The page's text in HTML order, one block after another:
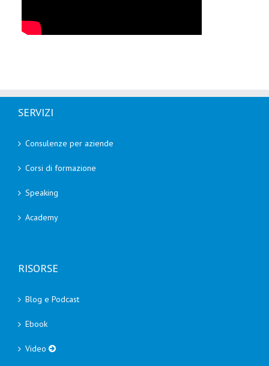
SERVIZI
Consulenze per aziende
Corsi di formazione
Speaking
Academy
RISORSE
Blog e Podcast
Ebook
Video